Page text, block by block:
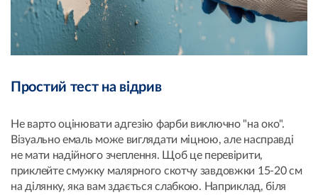
Простий тест на відрив
Не варто оцінювати адгезію фарби виключно "на око".
Візуально емаль може виглядати міцною, але насправді
не мати надійного зчеплення. Щоб це перевірити,
приклейте смужку малярного скотчу завдовжки 15-20 см
на ділянку, яка вам здається слабкою. Наприклад, біля